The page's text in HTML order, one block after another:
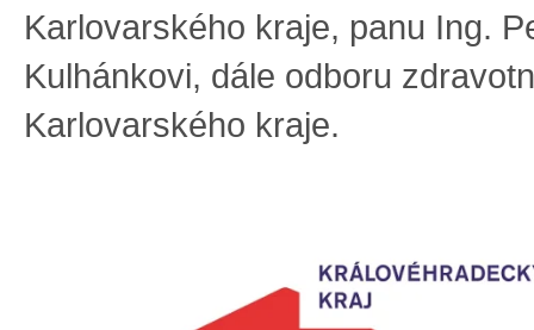
Karlovarského kraje, panu Ing.
Kulhánkovi, dále odboru
Karlovarského kraje.